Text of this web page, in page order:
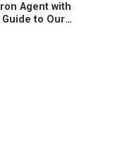
Agent with
to Our